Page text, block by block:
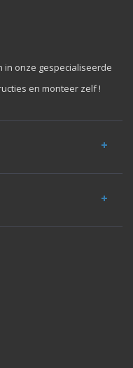
in onze gespecialiseerde
en monteer zelf !